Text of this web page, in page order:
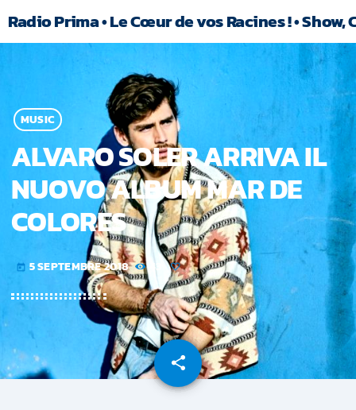
Radio Prima • Le Cœur de vos Racines ! •
MUSIC
ALVARO SOLER ARRIVA IL
NUOVO ALBUM MAR DE
COLORES
today 5 SEPTEMBRE 2018 43
share
email